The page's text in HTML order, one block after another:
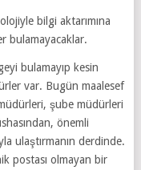
bilgi aktarımına
bulamayacaklar.
bulamayıp kesin
var. Bugün maalesef
şube müdürleri
önemli
ulaştırmanın derdinde.
postası olmayan bir